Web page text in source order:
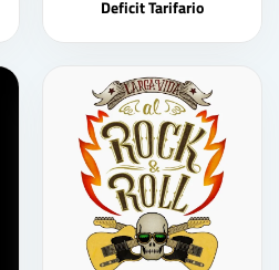
Deficit Tarifario